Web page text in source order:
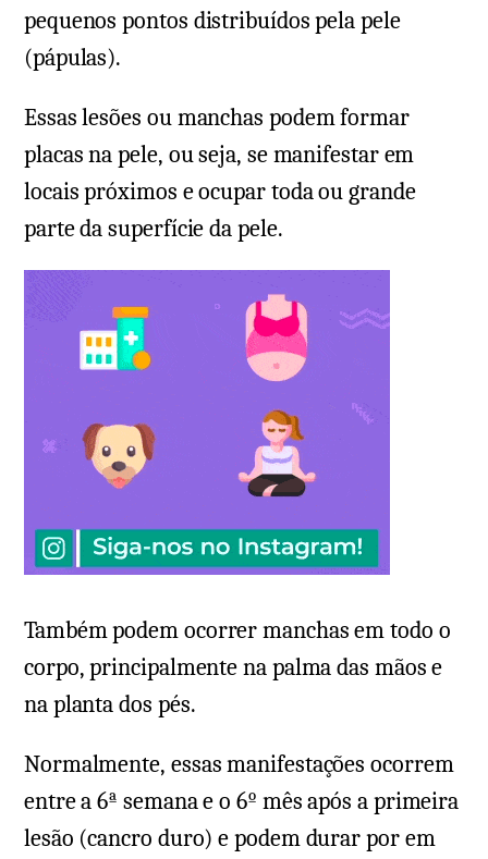
pequenos pontos distribuídos pela pele
(pápulas).
Essas lesões ou manchas podem formar
placas na pele, ou seja, se manifestar em
locais próximos e ocupar toda ou grande
parte da superfície da pele.
Também podem ocorrer manchas em todo o
corpo, principalmente na palma das mãos e
na planta dos pés.
Normalmente, essas manifestações ocorrem
entre a 6ª semana e o 6º mês após a primeira
lesão (cancro duro) e podem durar por em